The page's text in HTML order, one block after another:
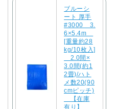
ブルーシ
ート 厚手
#3000 3.
6×5.4m
[重量約28
kg/10枚入]
2.0間×
3.0間(約1
2畳)/ハト
メ数20(90
cmピッチ)
【在庫
有り】